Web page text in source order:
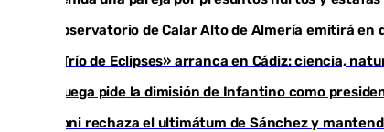
El observatorio de Calar Alto de Almería emitirá
El «Trío de Eclipses» arranca en Cádiz: ciencia,
Noruega pide la dimisión de Infantino como
Meloni rechaza el ultimátum de Sánchez y